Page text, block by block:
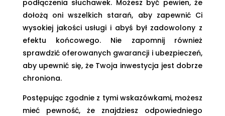
podłączenia słuchawek. Możesz być pewien, że
dołożą oni wszelkich starań, aby zapewnić Ci
wysokiej jakości usługi i abyś był zadowolony z
efektu końcowego. Nie zapomnij również
sprawdzić oferowanych gwarancji i ubezpieczeń,
aby upewnić się, że Twoja inwestycja jest dobrze
chroniona.
Postępując zgodnie z tymi wskazówkami, możesz
mieć pewność, że znajdziesz odpowiedniego